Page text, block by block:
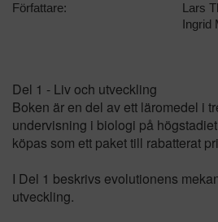
Författare:
Lars
Ingrid
Del 1 - Liv och utveckling
Boken är en del av ett läromedel i
undervisning i biologi på
köpas som ett paket till rabatterat
I Del 1 beskrivs evolutionens
utveckling.